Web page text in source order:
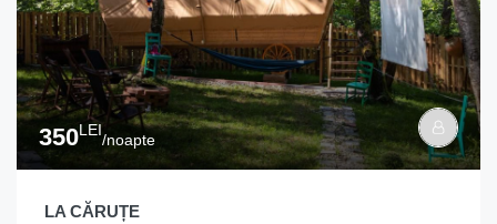
350LEI
/noapte
LA CĂRUȚE